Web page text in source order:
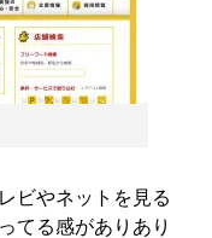
ビやネットを見る
てる感がありあり